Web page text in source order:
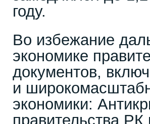
году.
Во избежание
экономике
документов,
и
экономики:
правительства